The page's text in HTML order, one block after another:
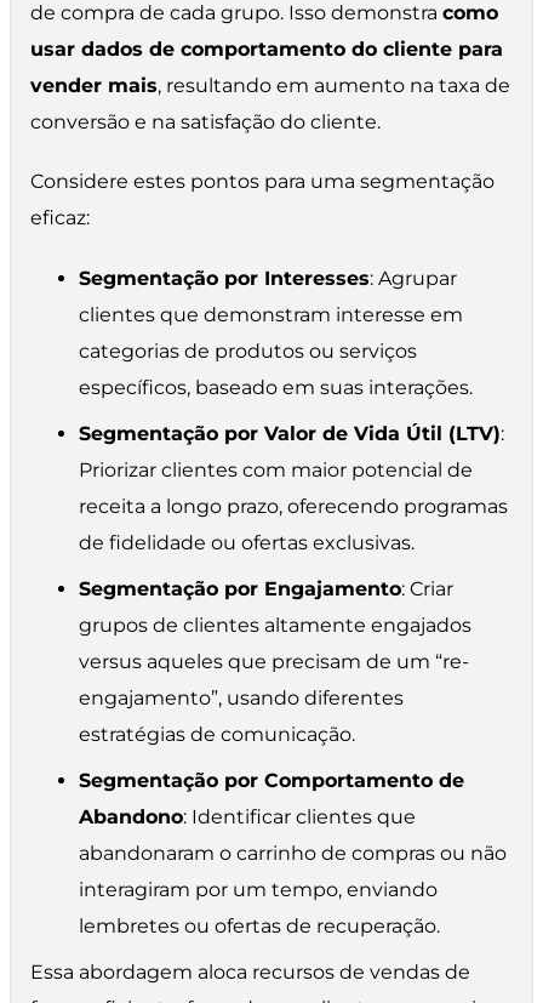
de compra de cada grupo. Isso demonstra como
usar dados de comportamento do cliente para
vender mais, resultando em aumento na taxa de
conversão e na satisfação do cliente.
Considere estes pontos para uma segmentação
eficaz:
Segmentação por Interesses: Agrupar
clientes que demonstram interesse em
categorias de produtos ou serviços
específicos, baseado em suas interações.
Segmentação por Valor de Vida Útil (LTV):
Priorizar clientes com maior potencial de
receita a longo prazo, oferecendo programas
de fidelidade ou ofertas exclusivas.
Segmentação por Engajamento: Criar
grupos de clientes altamente engajados
versus aqueles que precisam de um “re-
engajamento”, usando diferentes
estratégias de comunicação.
Segmentação por Comportamento de
Abandono: Identificar clientes que
abandonaram o carrinho de compras ou não
interagiram por um tempo, enviando
lembretes ou ofertas de recuperação.
Essa abordagem aloca recursos de vendas de